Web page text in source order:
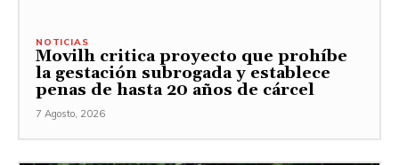
NOTICIAS
Movilh critica proyecto que prohíbe
la gestación subrogada y establece
penas de hasta 20 años de cárcel
7 Agosto, 2026